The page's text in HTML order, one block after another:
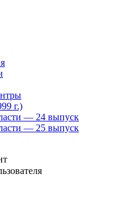
г.)
— 24 выпуск
— 25 выпуск